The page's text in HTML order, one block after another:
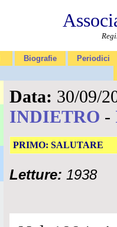
Biografie Periodici
Data: 30/09/
INDIETRO -
PRIMO: SALUTARE
Letture: 1938